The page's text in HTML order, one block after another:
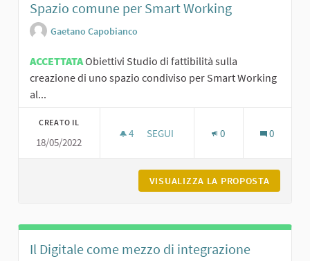
Spazio comune per Smart Working
Gaetano Capobianco
ACCETTATAObiettivi Studio di fattibilità sulla
creazione di uno spazio condiviso per Smart Working
al...
CREATO IL
18/05/2022
4 4 SOSTENITORI
SEGUI 0 0
VISUALIZZA LA PROPOSTA
Il Digitale come mezzo di integrazione